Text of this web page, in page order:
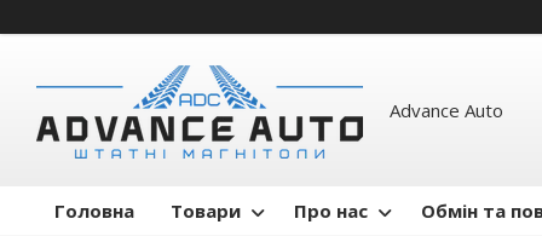
Advance Auto
Головна Товари Про нас Обмін та